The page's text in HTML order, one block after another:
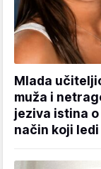
Mlada
muža i
jeziva istina
način koji